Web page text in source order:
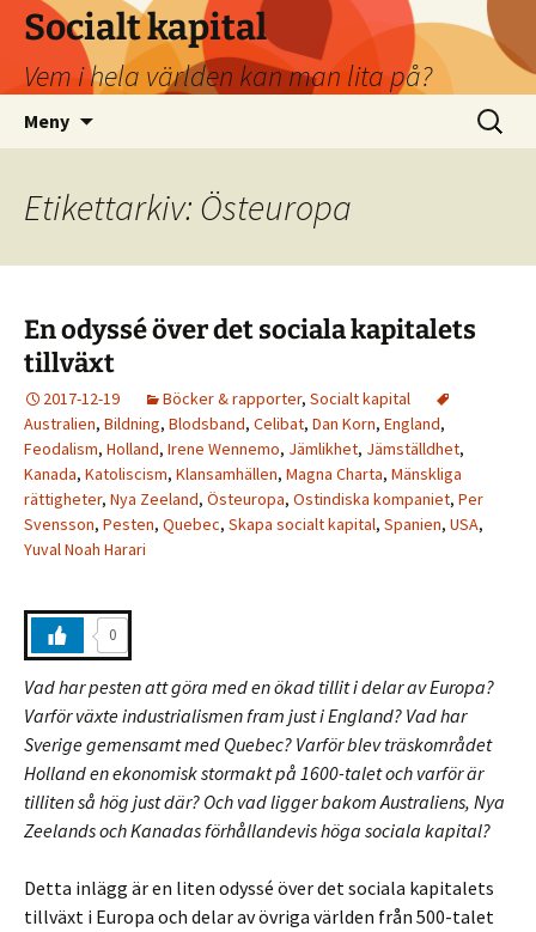
Socialt kapital
Vem i hela världen kan man lita på?
Meny
Sök
efter:
Etikettarkiv: Östeuropa
En odyssé över det sociala kapitalets
tillväxt
2017-12-19 Böcker & rapporter, Socialt kapital
Australien, Bildning, Blodsband, Celibat, Dan Korn, England,
Feodalism, Holland, Irene Wennemo, Jämlikhet, Jämställdhet,
Kanada, Katoliscism, Klansamhällen, Magna Charta, Mänskliga
rättigheter, Nya Zeeland, Östeuropa, Ostindiska kompaniet, Per
Svensson, Pesten, Quebec, Skapa socialt kapital, Spanien, USA,
Yuval Noah Harari
0
Vad har pesten att göra med en ökad tillit i delar av Europa?
Varför växte industrialismen fram just i England? Vad har
Sverige gemensamt med Quebec? Varför blev träskområdet
Holland en ekonomisk stormakt på 1600-talet och varför är
tilliten så hög just där? Och vad ligger bakom Australiens, Nya
Zeelands och Kanadas förhållandevis höga sociala kapital?
Detta inlägg är en liten odyssé över det sociala kapitalets
tillväxt i Europa och delar av övriga världen från 500-talet